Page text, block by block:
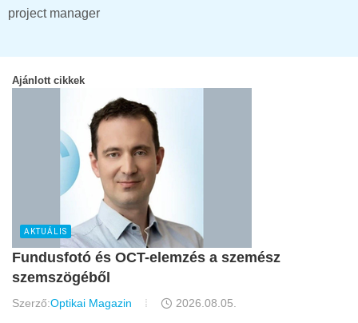
project manager
Ajánlott cikkek
AKTUÁLIS
Fundusfotó és OCT-elemzés a szemész
szemszögéből
Szerző:Optikai Magazin 2026.08.05.